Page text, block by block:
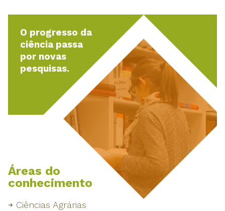
O progresso da
ciência passa
por novas
pesquisas.
Áreas do
conhecimento
Ciências Agrárias